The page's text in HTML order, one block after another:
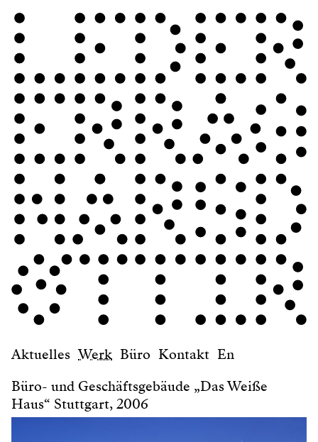
Aktuelles Werk Büro Kontakt En
Büro- und Geschäftsgebäude „Das Weiße
Haus“ Stuttgart, 2006